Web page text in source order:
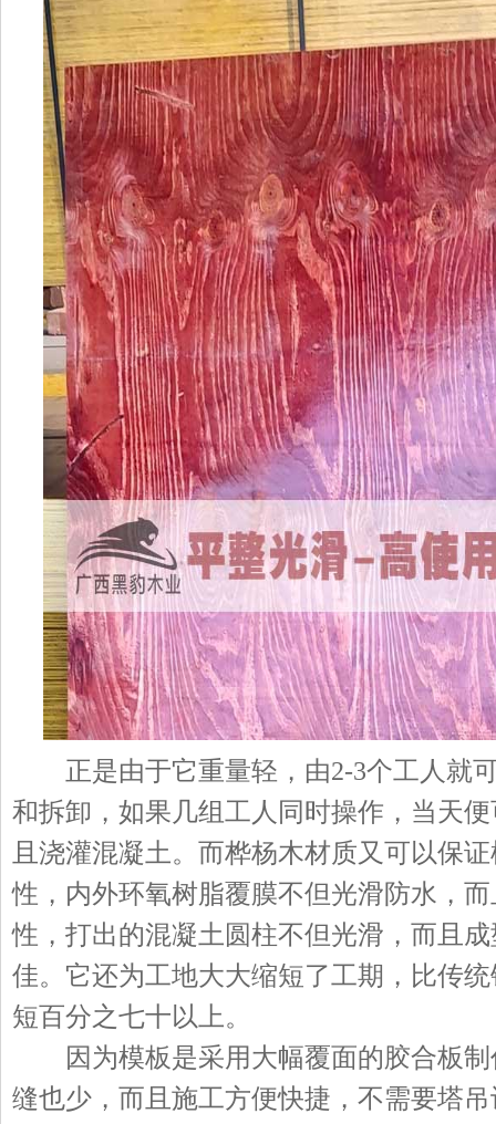
正是由于它重量轻，由2-3个工人就
和拆卸，如果几组工人同时操作，当天
且浇灌混凝土。而桦杨木材质又可以保
性，内外环氧树脂覆膜不但光滑防水，
性，打出的混凝土圆柱不但光滑，而且
佳。它还为工地大大缩短了工期，比传
短百分之七十以上。
因为模板是采用大幅覆面的胶合板制
缝也少，而且施工方便快捷，不需要塔